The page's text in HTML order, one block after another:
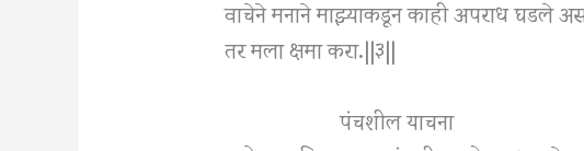
तर मला क्षमा करा.||३||
पंचशील याचना